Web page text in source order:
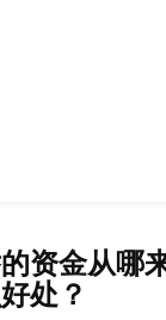
资金从哪
处？